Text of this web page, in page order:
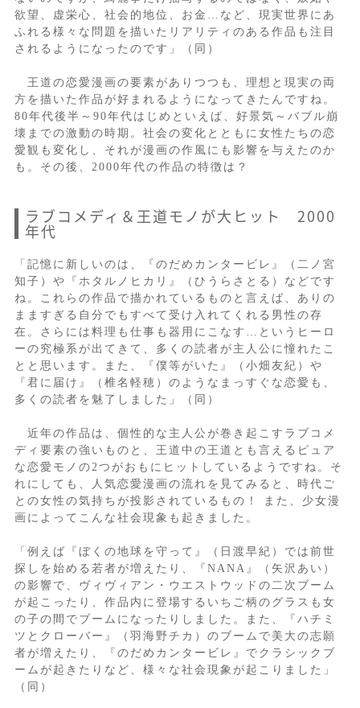
欲望、虚栄心、社会的地位、お金…など、現実世界にあ
ふれる様々な問題を描いたリアリティのある作品も注目
されるようになったのです」（同）
王道の恋愛漫画の要素がありつつも、理想と現実の両
方を描いた作品が好まれるようになってきたんですね。
80年代後半～90年代はじめといえば、好景気～バブル崩
壊までの激動の時期。社会の変化とともに女性たちの恋
愛観も変化し、それが漫画の作風にも影響を与えたのか
も。その後、2000年代の作品の特徴は？
ラブコメディ＆王道モノが大ヒット 2000
年代
「記憶に新しいのは、『のだめカンタービレ』（二ノ宮
知子）や『ホタルノヒカリ』（ひうらさとる）などです
ね。これらの作品で描かれているものと言えば、ありの
まますぎる自分でもすべて受け入れてくれる男性の存
在。さらには料理も仕事も器用にこなす…というヒーロ
ーの究極系が出てきて、多くの読者が主人公に憧れたこ
とと思います。また、『僕等がいた』（小畑友紀）や
『君に届け』（椎名軽穂）のようなまっすぐな恋愛も、
多くの読者を魅了しました」（同）
近年の作品は、個性的な主人公が巻き起こすラブコメ
ディ要素の強いものと、王道中の王道とも言えるピュア
な恋愛モノの2つがおもにヒットしているようですね。そ
れにしても、人気恋愛漫画の流れを見てみると、時代ご
との女性の気持ちが投影されているもの！ また、少女漫
画によってこんな社会現象も起きました。
「例えば『ぼくの地球を守って』（日渡早紀）では前世
探しを始める若者が増えたり、『NANA』（矢沢あい）
の影響で、ヴィヴィアン・ウエストウッドの二次ブーム
が起こったり、作品内に登場するいちご柄のグラスも女
の子の間でブームになったりしました。また、『ハチミ
ツとクローバー』（羽海野チカ）のブームで美大の志願
者が増えたり、『のだめカンタービレ』でクラシックブ
ームが起きたりなど、様々な社会現象が起こりました」
（同）